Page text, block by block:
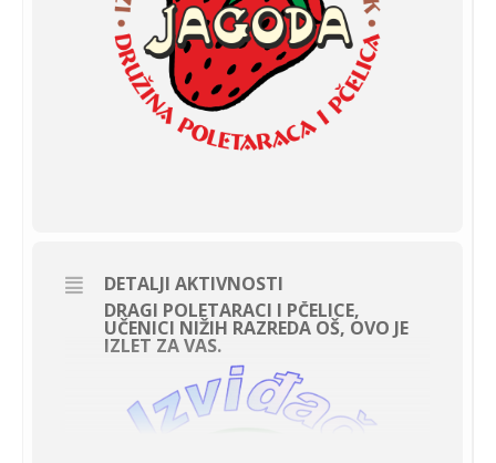
DETALJI AKTIVNOSTI
DRAGI POLETARACI I PČELICE,
UČENICI NIŽIH RAZREDA OŠ, OVO JE
IZLET ZA VAS.